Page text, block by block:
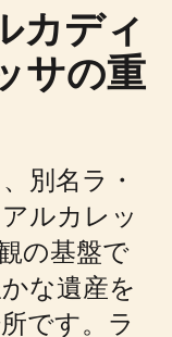
カディ
サの重
別名ラ・
ルカレッ
の基盤で
な遺産を
です。ラ